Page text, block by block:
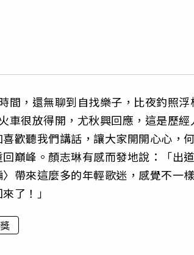
間，還無聊到自找樂子，比夜釣照浮
車很放得開，尤秋興回應，這是歷經
歡聽我們講話，讓大家開開心心，何
巔峰。顏志琳有感而發地說：「出道
帶來這麼多的年輕歌迷，感覺不一樣
了！」